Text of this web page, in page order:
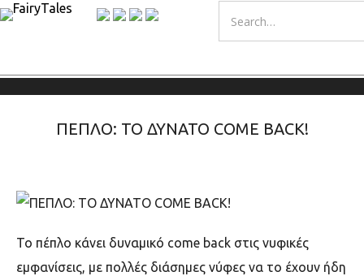
ΠΕΠΛΟ: TO ΔΥΝΑΤΟ COME BACK!
Το πέπλο κάνει δυναμικό come back στις νυφικές
εμφανίσεις, με πολλές διάσημες νύφες να το έχουν ήδη